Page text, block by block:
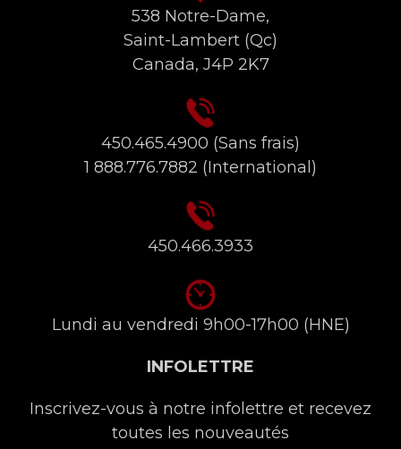
538 Notre-Dame,
Saint-Lambert (Qc)
Canada, J4P 2K7
450.465.4900 (Sans frais)
1 888.776.7882 (International)
450.466.3933
Lundi au vendredi 9h00-17h00 (HNE)
INFOLETTRE
Inscrivez-vous à notre infolettre et recevez
toutes les nouveautés